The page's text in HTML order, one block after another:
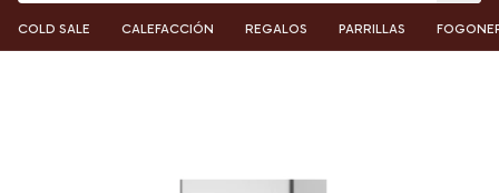
COLD SALE CALEFACCIÓN REGALOS PARRILLAS